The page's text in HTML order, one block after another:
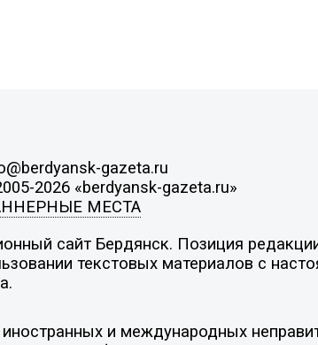
gazeta.ru
2026 «berdyansk-gazeta.ru»
МЕСТА
сайт Бердянск. Позиция
текстовых материалов с
и международных